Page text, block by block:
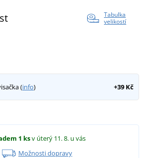
Tabulka
velikostí
(info) +39 Kč
1 ksv úterý 11. 8. u vás
Možnosti dopravy